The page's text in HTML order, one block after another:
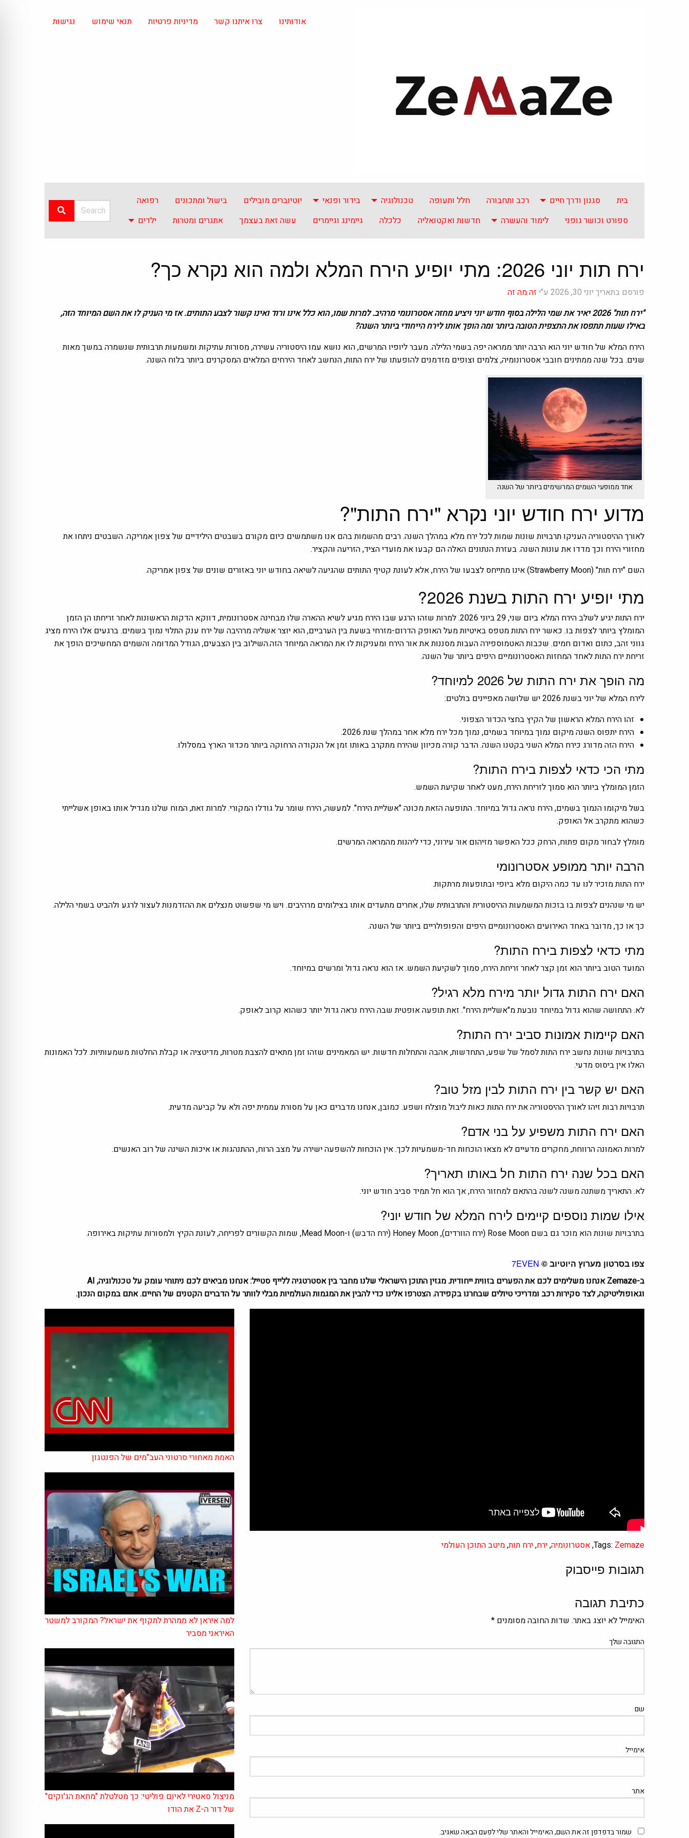
אודותינו צרו איתנו קשר מדיניות פרטיות תנאי שימוש נגישות
בית סגנון ודרך חיים רכב ותחבורה חלל ותעופה טכנולוגיה בידור ופנאי יוטיוברים מובילים בישול ומתכונים
רפואה
ספורט וכושר גופני
לימוד והעשרה חדשות ואקטואליה כלכלה גיימינג וגיימרים עשה זאת בעצמך אתגרים ומטרות ילדים
ירח תות יוני 2026: מתי יופיע הירח המלא ולמה הוא נקרא כך?
פורסם בתאריך יוני 30, 2026 ע"י
זה מה זה
"ירח תות" 2026 יאיר את שמי הלילה בסוף חודש יוני ויציע מחזה אסטרונומי מרהיב. למרות שמו, הוא כלל אינו ורוד ואינו קשור לצבע התותים. אז מי העניק לו את השם המיוחד הזה,
באילו שעות תתפסו את התצפית הטובה ביותר ומה הופך אותו לירח הייחודי ביותר השנה?
הירח המלא של חודש יוני הוא הרבה יותר ממראה יפה בשמי הלילה. מעבר ליופיו המרשים, הוא נושא עמו היסטוריה עשירה, מסורות עתיקות ומשמעות תרבותית שנשמרה במשך מאות
שנים. בכל שנה ממתינים חובבי אסטרונומיה, צלמים וצופים מזדמנים להופעתו של ירח התות, הנחשב לאחד הירחים המלאים המסקרנים ביותר בלוח השנה.
אחד ממופעי השמים המרשימים ביותר של השנה
מדוע ירח חודש יוני נקרא "ירח התות"?
לאורך ההיסטוריה העניקו תרבויות שונות שמות לכל ירח מלא במהלך השנה. רבים מהשמות בהם אנו משתמשים כיום מקורם בשבטים הילידיים של צפון אמריקה. השבטים ניתחו את
מחזורי הירח וכך מדדו את עונות השנה. בעזרת הנתונים האלה הם קבעו את מועדי הציד, הזריעה והקציר.
השם "ירח תות" (Strawberry Moon) אינו מתייחס לצבעו של הירח, אלא לעונת קטיף התותים שהגיעה לשיאה בחודש יוני באזורים שונים של צפון אמריקה.
מתי יופיע ירח התות בשנת 2026?
ירח התות יגיע לשלב הירח המלא ביום שני, 29 ביוני 2026. למרות שזהו הרגע שבו הירח מגיע לשיא ההארה שלו מבחינה אסטרונומית, דווקא הדקות הראשונות לאחר זריחתו הן הזמן
המומלץ ביותר לצפות בו. כאשר ירח התות מטפס באיטיות מעל האופק הדרום-מזרחי בשעת בין הערביים, הוא יוצר אשליה מרהיבה של ירח ענק התלוי נמוך בשמים. ברגעים אלו הירח מציג
גווני זהב, כתום ואדום חמים. שכבות האטמוספירה העבות מסננות את אור הירח ומעניקות לו את המראה המיוחד הזה.השילוב בין הצבעים, הגודל המדומה והשמים המחשיכים הופך את
זריחת ירח התות לאחד המחזות האסטרונומיים היפים ביותר של השנה.
מה הופך את ירח התות של 2026 למיוחד?
לירח המלא של יוני בשנת 2026 יש שלושה מאפיינים בולטים:
זהו הירח המלא הראשון של הקיץ בחצי הכדור הצפוני.
הירח יתפוס השנה מיקום נמוך במיוחד בשמים, נמוך מכל ירח מלא אחר במהלך שנת 2026.
הירח הזה מדורג כירח המלא השני בקטנו השנה. הדבר קורה מכיוון שהירח מתקרב באותו זמן אל הנקודה הרחוקה ביותר מכדור הארץ במסלולו.
מתי הכי כדאי לצפות בירח התות?
הזמן המומלץ ביותר הוא סמוך לזריחת הירח, מעט לאחר שקיעת השמש.
בשל מיקומו הנמוך בשמים, הירח נראה גדול במיוחד. התופעה הזאת מכונה "אשליית הירח". למעשה, הירח שומר על גודלו המקורי. למרות זאת, המוח שלנו מגדיל אותו באופן אשלייתי
כשהוא מתקרב אל האופק.
מומלץ לבחור מקום פתוח, הרחק ככל האפשר מזיהום אור עירוני, כדי ליהנות מהמראה המרשים.
הרבה יותר ממופע אסטרונומי
ירח התות מזכיר לנו עד כמה היקום מלא ביופי ובתופעות מרתקות.
יש מי שנהנים לצפות בו בזכות המשמעות ההיסטורית והתרבותית שלו, אחרים מתעדים אותו בצילומים מרהיבים. ויש מי שפשוט מנצלים את ההזדמנות לעצור לרגע ולהביט בשמי הלילה.
כך או כך, מדובר באחד האירועים האסטרונומיים היפים והפופולריים ביותר של השנה.
מתי כדאי לצפות בירח התות?
המועד הטוב ביותר הוא זמן קצר לאחר זריחת הירח, סמוך לשקיעת השמש. אז הוא נראה גדול ומרשים במיוחד.
האם ירח התות גדול יותר מירח מלא רגיל?
לא. התחושה שהוא גדול במיוחד נובעת מ"אשליית הירח". זאת תופעה אופטית שבה הירח נראה גדול יותר כשהוא קרוב לאופק.
האם קיימות אמונות סביב ירח התות?
בתרבויות שונות נחשב ירח התות לסמל של שפע, התחדשות, אהבה והתחלות חדשות. יש המאמינים שזהו זמן מתאים להצבת מטרות, מדיטציה או קבלת החלטות משמעותיות. לכל האמונות
האלו אין ביסוס מדעי.
האם יש קשר בין ירח התות לבין מזל טוב?
תרבויות רבות זיהו לאורך ההיסטוריה את ירח התות כאות ליבול מוצלח ושפע. כמובן, אנחנו מדברים כאן על מסורת עממית יפה ולא על קביעה מדעית.
האם ירח התות משפיע על בני אדם?
למרות האמונה הרווחת, מחקרים מדעיים לא מצאו הוכחות חד-משמעיות לכך. אין הוכחות להשפעה ישירה על מצב הרוח, ההתנהגות או איכות השינה של רוב האנשים.
האם בכל שנה ירח התות חל באותו תאריך?
לא. התאריך משתנה משנה לשנה בהתאם למחזור הירח, אך הוא חל תמיד סביב חודש יוני.
אילו שמות נוספים קיימים לירח המלא של חודש יוני?
בתרבויות שונות הוא מוכר גם בשם Rose Moon (ירח הוורדים), Honey Moon (ירח הדבש) ו-Mead Moon, שמות הקשורים לפריחה, לעונת הקיץ ולמסורות עתיקות באירופה.
צפו בסרטון מערוץ היוטיוב©
ב-Zemaze אנחנו משלימים לכם את הפערים בזווית ייחודית. מגזין התוכן הישראלי שלנו מחבר בין אסטרטגיה ללייף סטייל: אנחנו מביאים לכם ניתוחי עומק על טכנולוגיה, AI
וגאופוליטיקה, לצד סקירות רכב ומדריכי טיולים שבחרנו בקפידה. הצטרפו אלינו כדי להבין את המגמות העולמיות מבלי לוותר על הדברים הקטנים של החיים. אתם במקום הנכון.
Tags: Zemaze
,אסטרונומיה,ירח,ירח תות,מיטב התוכן העולמי
תגובות פייסבוק
כתיבת תגובה
האימייל לא יוצג באתר. שדות החובה מסומנים *
התגובה שלך
שם
אימייל
אתר
שמור בדפדפן זה את השם, האימייל והאתר שלי לפעם הבאה שאגיב.
האמת מאחורי סרטוני העב"מים של הפנטגון
למה איראן לא ממהרת לתקוף את ישראל? המקורב למשטר
האיראני מסביר
מניצול סאטירי לאיום פוליטי: כך מטלטלת "מחאת הג'וקים"
של דור ה-Z את הודו